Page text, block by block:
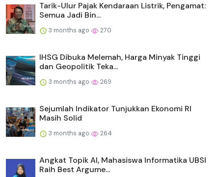
Tarik-Ulur Pajak Kendaraan Listrik, Pengamat:
Semua Jadi Bin...
3 months ago 270
IHSG Dibuka Melemah, Harga Minyak Tinggi
dan Geopolitik Teka...
3 months ago 269
Sejumlah Indikator Tunjukkan Ekonomi RI
Masih Solid
3 months ago 264
Angkat Topik AI, Mahasiswa Informatika UBSI
Raih Best Argume...